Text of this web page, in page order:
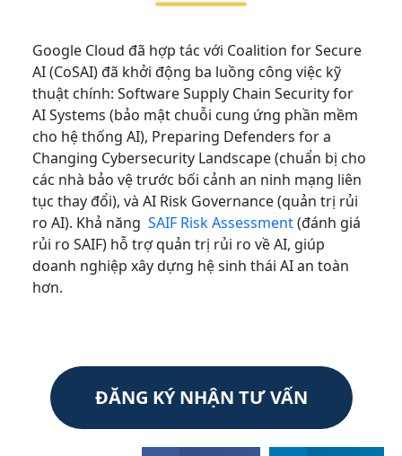
Google Cloud đã hợp tác với Coalition for Secure
AI (CoSAI) đã khởi động ba luồng công việc kỹ
thuật chính: Software Supply Chain Security for
AI Systems (bảo mật chuỗi cung ứng phần mềm
cho hệ thống AI), Preparing Defenders for a
Changing Cybersecurity Landscape (chuẩn bị cho
các nhà bảo vệ trước bối cảnh an ninh mạng liên
tục thay đổi), và AI Risk Governance (quản trị rủi
ro AI). Khả năng SAIF Risk Assessment(đánh giá
rủi ro SAIF) hỗ trợ quản trị rủi ro về AI, giúp
doanh nghiệp xây dựng hệ sinh thái AI an toàn
hơn.
ĐĂNG KÝ NHẬN TƯ VẤN